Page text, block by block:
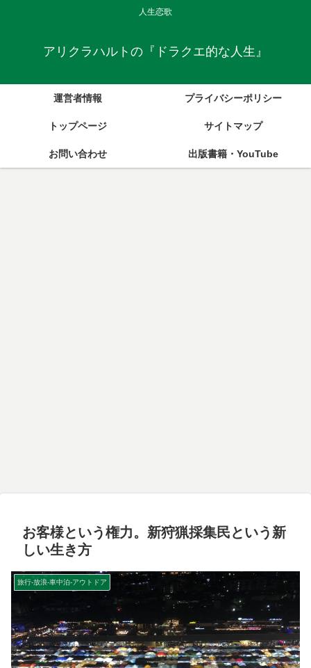
人生恋歌
アリクラハルトの『ドラクエ的な人生』
運営者情報 プライバシーポリシー
トップページ サイトマップ
お問い合わせ 出版書籍・YouTube
お客様という権力。新狩猟採集民という新
しい生き方
旅行-放浪-車中泊-アウトドア